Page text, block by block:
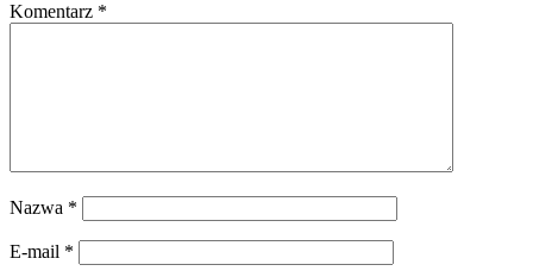
Komentarz *
Nazwa *
E-mail *